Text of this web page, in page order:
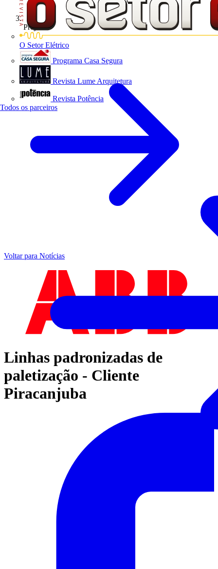
O Setor Elétrico
Programa Casa Segura
Revista Lume Arquitetura
Revista Potência
Todos os parceiros
Projetos
Voltar para Notícias
Linhas padronizadas de
paletização - Cliente
Piracanjuba